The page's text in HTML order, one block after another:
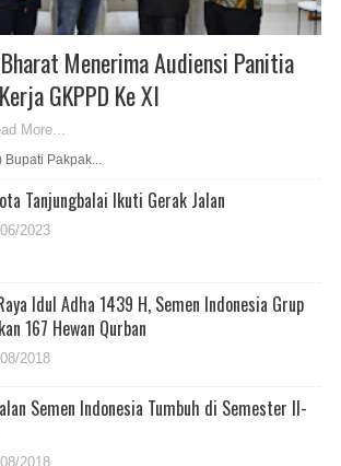
Menerima Audiensi Panitia
GKPPD Ke XI
More...
Pakpak...
Tanjungbalai Ikuti Gerak Jalan
2023
Idul Adha 1439 H, Semen Indonesia Grup
167 Hewan Qurban
2018
Semen Indonesia Tumbuh di Semester II-
2018